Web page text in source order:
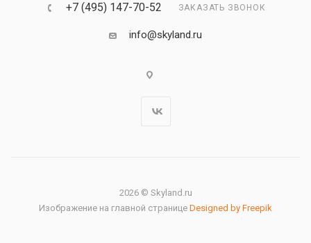
+7 (495) 147-70-52 ЗАКАЗАТЬ ЗВОНОК
info@skyland.ru
2026 © Skyland.ru
Изображение на главной странице Designed by Freepik